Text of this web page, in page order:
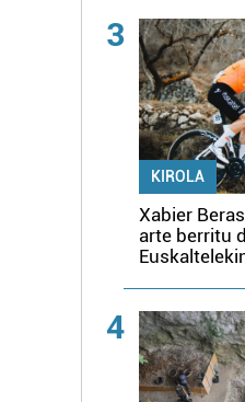
3
KIROLA
Xabier
arte berritu
4